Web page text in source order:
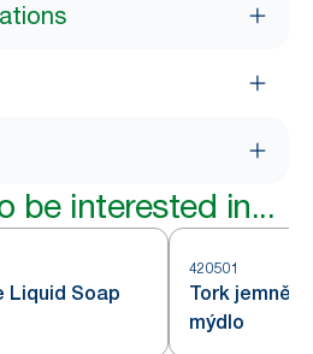
be interested in...
Tork Oil & Grease Liquid Soap
420501
Tork jemně
mýdlo